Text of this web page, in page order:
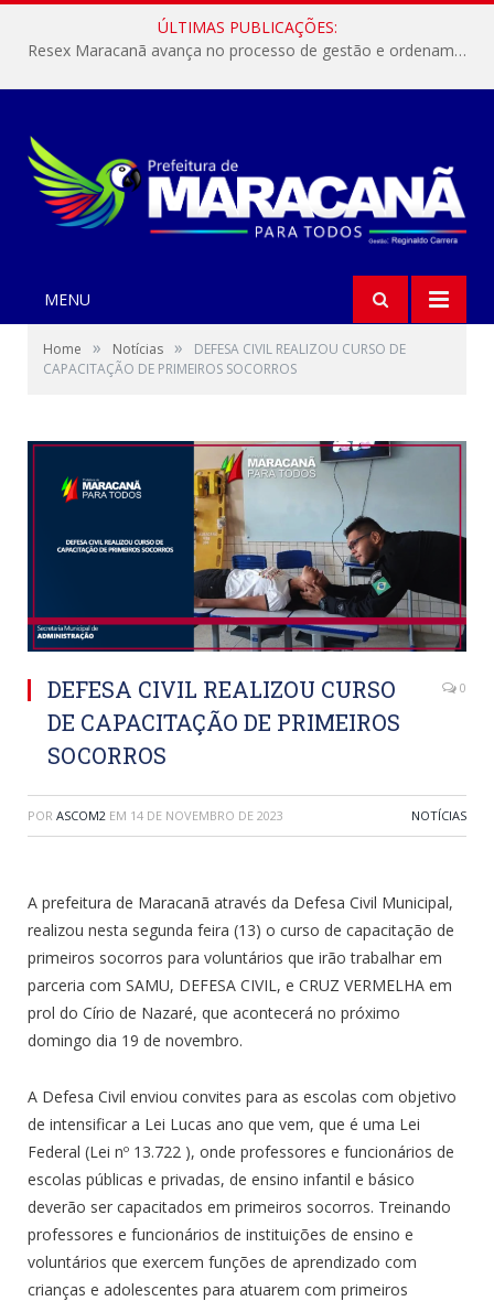
ÚLTIMAS PUBLICAÇÕES:
Resex Maracanã avança no processo de gestão e ordenamento do turismo em nossas áreas protegidas.
MENU
Home » Notícias »
DEFESA CIVIL REALIZOU CURSO DE
CAPACITAÇÃO DE PRIMEIROS SOCORROS
DEFESA CIVIL REALIZOU CURSO
DE CAPACITAÇÃO DE PRIMEIROS
SOCORROS
0
POR ASCOM2 EM 14 DE NOVEMBRO DE 2023 NOTÍCIAS
A prefeitura de Maracanã através da Defesa Civil Municipal,
realizou nesta segunda feira (13) o curso de capacitação de
primeiros socorros para voluntários que irão trabalhar em
parceria com SAMU, DEFESA CIVIL, e CRUZ VERMELHA em
prol do Círio de Nazaré, que acontecerá no próximo
domingo dia 19 de novembro.
A Defesa Civil enviou convites para as escolas com objetivo
de intensificar a Lei Lucas ano que vem, que é uma Lei
Federal (Lei nº 13.722 ), onde professores e funcionários de
escolas públicas e privadas, de ensino infantil e básico
deverão ser capacitados em primeiros socorros. Treinando
professores e funcionários de instituições de ensino e
voluntários que exercem funções de aprendizado com
crianças e adolescentes para atuarem com primeiros